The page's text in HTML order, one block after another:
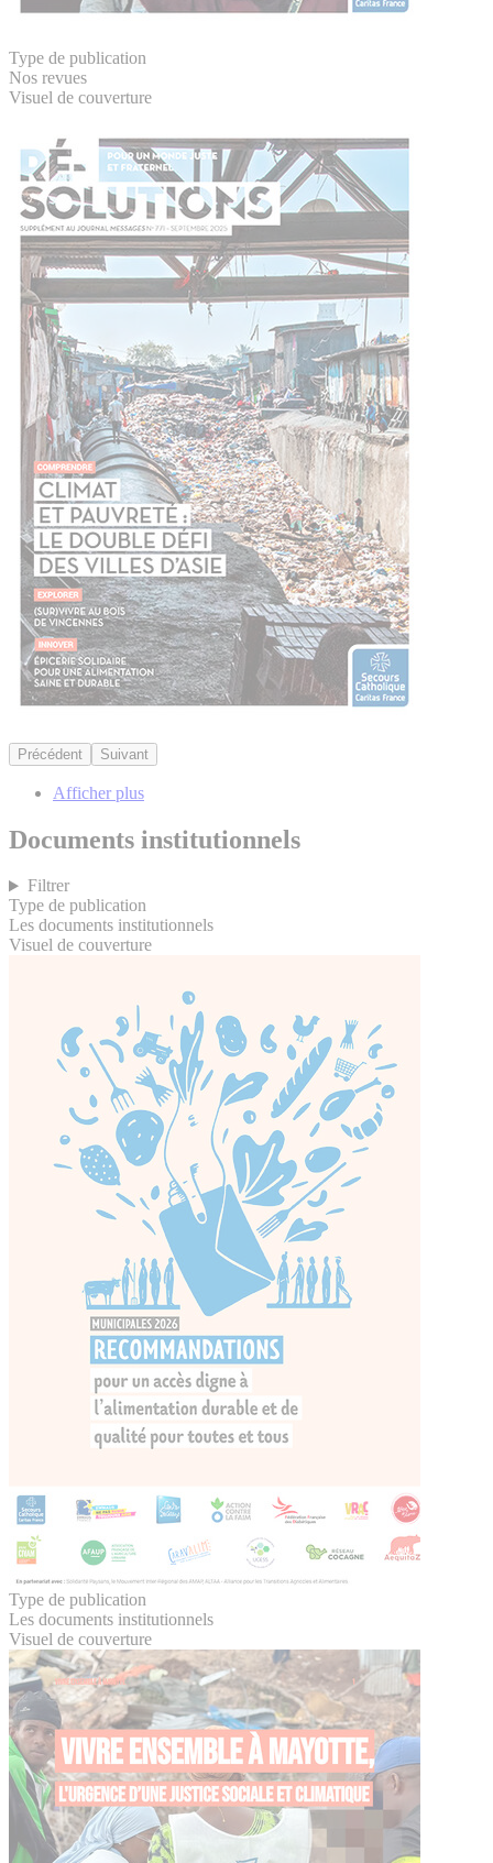
Type de publication
Nos revues
Visuel de couverture
Précédent Suivant
Afficher plus
Documents institutionnels
Filtrer
Type de publication
Les documents institutionnels
Visuel de couverture
Type de publication
Les documents institutionnels
Visuel de couverture